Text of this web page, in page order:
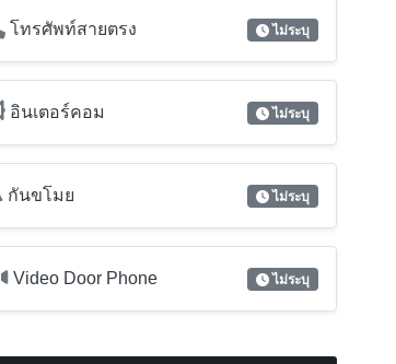
โทรศัพท์สายตรง ไม่ระบุ
อินเตอร์คอม ไม่ระบุ
กันขโมย ไม่ระบุ
Video Door Phone ไม่ระบุ